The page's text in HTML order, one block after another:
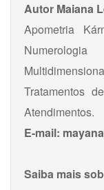
Autor Maiana
Apometria
Tratamentos
Atendimentos.
E-mail:
Saiba mais